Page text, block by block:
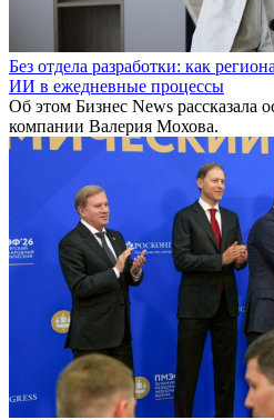
Без отдела разработки: как
ИИ в ежедневные процессы
Об этом Бизнес News рассказала
компании Валерия Мохова.